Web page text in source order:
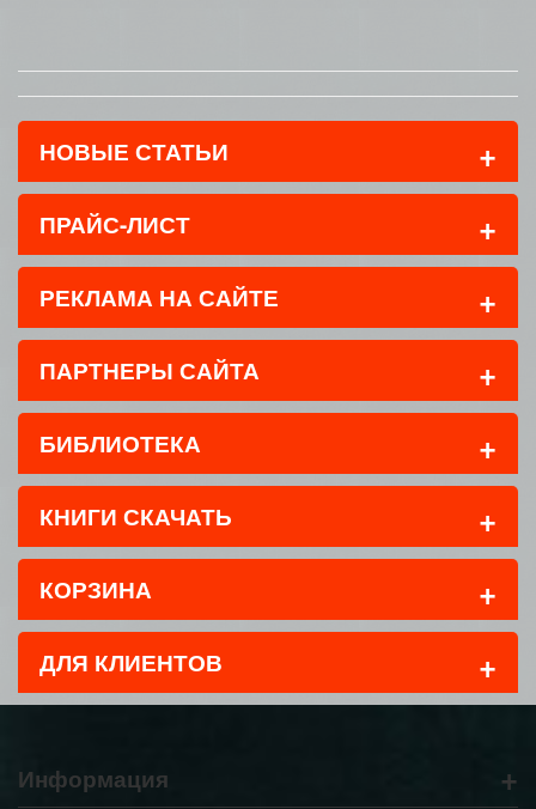
НОВЫЕ СТАТЬИ +
ПРАЙС-ЛИСТ +
РЕКЛАМА НА САЙТЕ +
ПАРТНЕРЫ САЙТА +
БИБЛИОТЕКА +
КНИГИ СКАЧАТЬ +
КОРЗИНА +
ДЛЯ КЛИЕНТОВ +
Информация +